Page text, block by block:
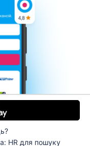
HR для пошуку
Кар’єра
використання
роботи №1 в